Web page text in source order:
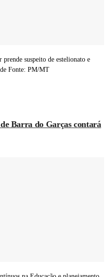
suspeito de estelionato e
Fonte: PM/MT
Barra do Garças contará